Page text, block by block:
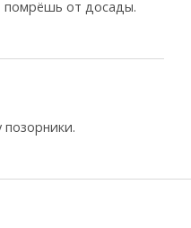
помрёшь от досады.